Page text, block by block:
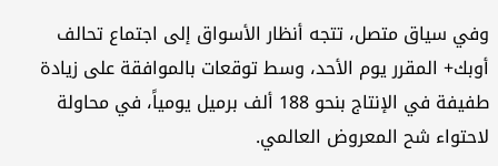
سياق متصل، تتجه أنظار الأسواق إلى اجتماع تحالف
المقرر يوم الأحد، وسط توقعات بالموافقة على زيادة
طفيفة في الإنتاج بنحو 188 ألف برميل يومياً، في محاولة
شح المعروض العالمي.